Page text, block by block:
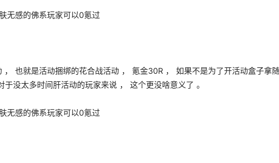
， 也就是活动捆绑的花合战活动 ， 氪金30R ， 如果不是为了开活动盒子拿
没太多时间肝活动的玩家来说 ， 这个更没啥意义了 。